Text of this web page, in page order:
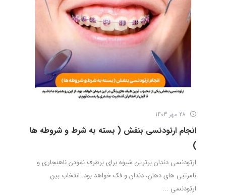
انجام ارتودنسی بنفش ( بسته به شرط و شروطه ها
)
ارتودنسی دندان برترین شیوه برای برطرف نمودن ناهنجاری و
نامرتبی های دهان، دندان و فک خواهد بود. انتخاب بین
ارتودنسی ...